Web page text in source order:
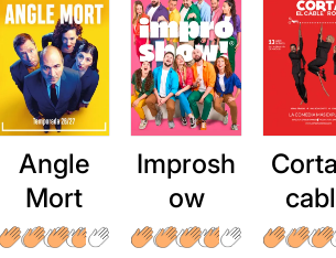
Angle
Mort
Improsh
ow